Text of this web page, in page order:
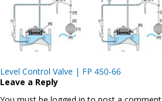
Post
navigation
Level Control Valve | FP 450-66
Leave a Reply